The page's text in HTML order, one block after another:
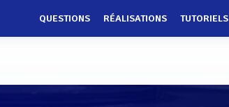
QUESTIONS RÉALISATIONS TUTORIELS